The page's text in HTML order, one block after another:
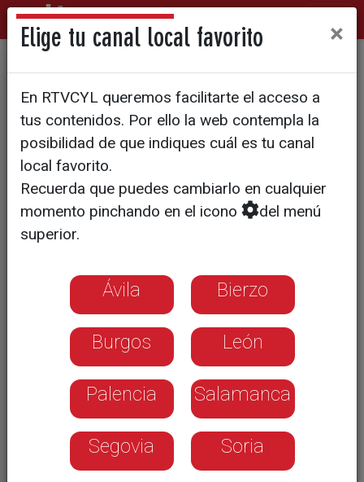
Los aranceles de Trump
pueden beneficiar al forraje
español
España es, tras los Estados Unidos, el
país que más forraje exporta y China es
Elige tu canal local favorito ×
En RTVCYL queremos facilitarte el acceso a
tus contenidos. Por ello la web contempla la
posibilidad de que indiques cuál es tu canal
local favorito.
Recuerda que puedes cambiarlo en cualquier
momento pinchando en el icono
del menú
superior.
Ávila Bierzo
Burgos León
Palencia Salamanca
Segovia Soria